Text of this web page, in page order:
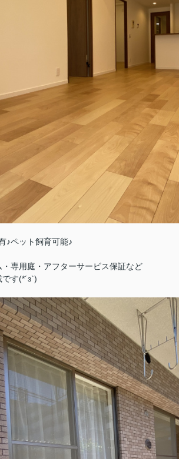
♪ペット飼育可能♪
専用庭・アフターサービス保証など
す(*´з`)